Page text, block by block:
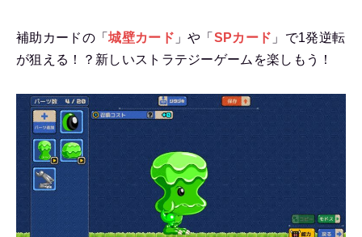
補助カードの「城壁カード 」や「 SPカード 」で1発逆転
が狙える！？新しいストラテジーゲームを楽しもう！